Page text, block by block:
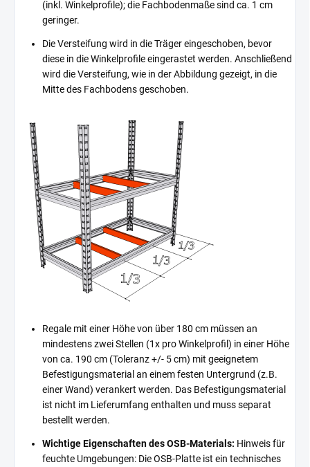
(inkl. Winkelprofile); die Fachbodenmaße sind ca. 1 cm
geringer.
Die Versteifung wird in die Träger eingeschoben, bevor
diese in die Winkelprofile eingerastet werden. Anschließend
wird die Versteifung, wie in der Abbildung gezeigt, in die
Mitte des Fachbodens geschoben.
Regale mit einer Höhe von über 180 cm müssen an
mindestens zwei Stellen (1x pro Winkelprofil) in einer Höhe
von ca. 190 cm (Toleranz +/- 5 cm) mit geeignetem
Befestigungsmaterial an einem festen Untergrund (z.B.
einer Wand) verankert werden. Das Befestigungsmaterial
ist nicht im Lieferumfang enthalten und muss separat
bestellt werden.
Wichtige Eigenschaften des OSB-Materials: Hinweis für
feuchte Umgebungen: Die OSB-Platte ist ein technisches